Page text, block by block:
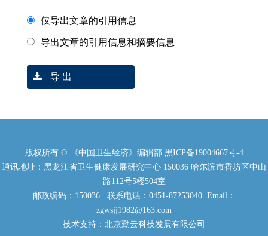
仅导出文章的引用信息
导出文章的引用信息和摘要信息
导 出
版权所有 © 《中国卫生经济》编辑部 黑ICP备19004667号-4
通讯地址：黑龙江省卫生健康发展研究中心 150036 哈尔滨市香坊区中山
路112号5楼504室
邮政编码：150036 联系电话：0451-87253040 Email：
zgwsjj1982@163.com
技术支持：北京勤云科技发展有限公司